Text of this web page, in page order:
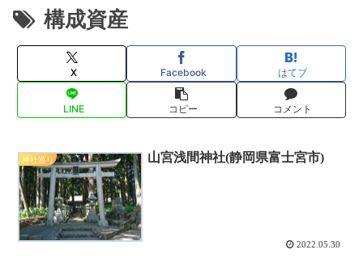
構成資産
X Facebook はてブ
LINE コピー コメント
神社巡り 山宮浅間神社(静岡県富士宮市)
2022.05.30